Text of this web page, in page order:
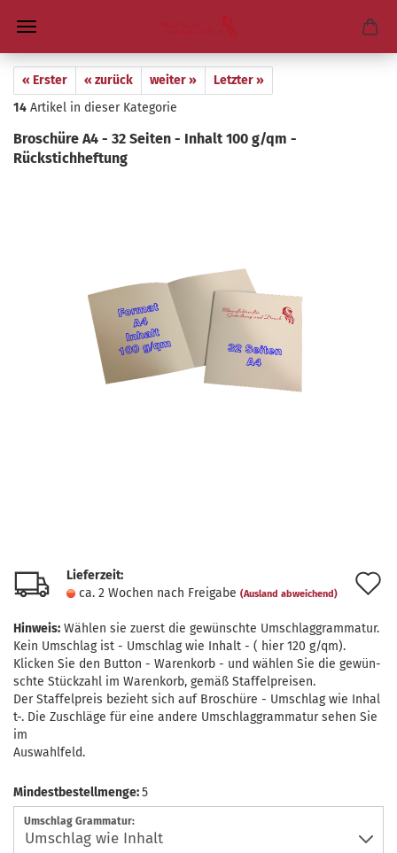
« Erster « zurück weiter »
Letzter »
14 Artikel in dieser Kategorie
Bro­schü­re A4 - 32 Sei­ten - In­halt 100 g/qm -​
Rückstichheftung
Lieferzeit:
ca. 2 Wochen nach Freigabe (Ausland abweichend)
Hinweis: Wählen sie zuerst die gewünschte Umschlaggrammatur.
Kein Umschlag ist - Umschlag wie Inhalt - ( hier 120 g/qm).
Klicken Sie den Button - Warenkorb - und wählen Sie die gewün-
schte Stückzahl im Warenkorb, gemäß Staffelpreisen.
Der Staffelpreis bezieht sich auf Broschüre - Umschlag wie Inhal
t-. Die Zuschläge für eine andere Umschlaggrammatur sehen Sie
im
Auswahlfeld.
Mindestbestellmenge:5
Umschlag Grammatur: